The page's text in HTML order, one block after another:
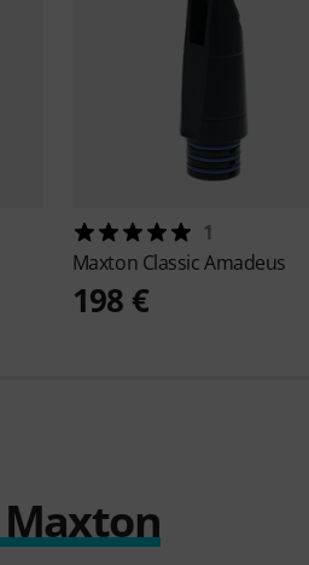
1
Maxton Classic Amadeus
198 €